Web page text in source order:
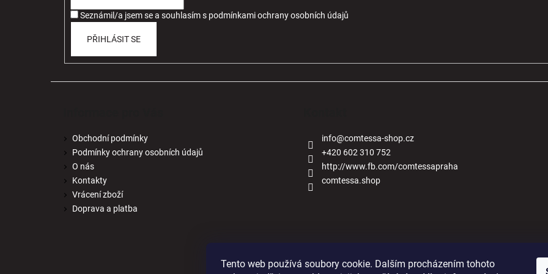
Tento web používá soubory cookie. Dalším procházením tohoto
Seznámil/a jsem se a souhlasíms podmínkami ochrany osobních údajů
PŘIHLÁSIT SE
Obchodní podmínky
Podmínky ochrany osobních údajů
O nás
Kontakty
Vrácení zboží
Doprava a platba
info@comtessa-shop.cz
+420 602 310 752
http://www.fb.com/comtessapraha
comtessa.shop
Naše obchody